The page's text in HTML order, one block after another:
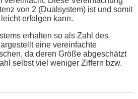
von 2 (Dualsystem) ist und somit
erfolgen kann.
erhalten so als Zahl des
eine vereinfachte
da deren Größe abgeschätzt
selbst viel weniger Ziffern bzw.